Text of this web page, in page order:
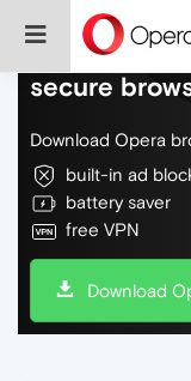
Do more on
secure
Download Opera
built-in ad
battery saver
free VPN
Download